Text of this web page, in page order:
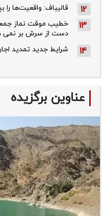
12 قالیباف: واقعیت‌ها
13
خطیب موقت نماز جمعه
دست از سرش بر نمی
14 شرایط جدید تمدید
عناوین برگزیده